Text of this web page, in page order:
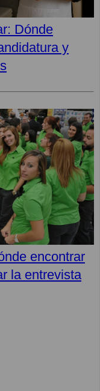
Dónde
y
encontrar
la entrevista